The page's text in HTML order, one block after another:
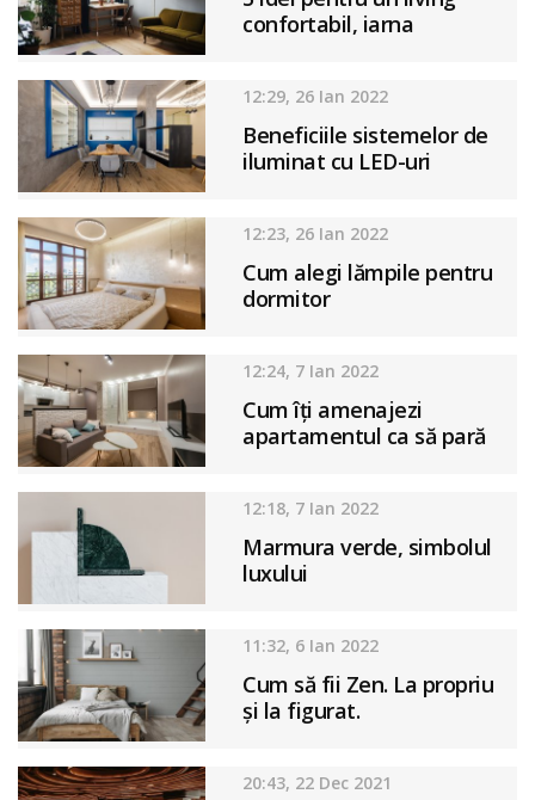
confortabil, iarna
12:29, 26 Ian 2022
Beneficiile sistemelor de
iluminat cu LED-uri
12:23, 26 Ian 2022
Cum alegi lămpile pentru
dormitor
12:24, 7 Ian 2022
Cum îți amenajezi
apartamentul ca să pară
12:18, 7 Ian 2022
Marmura verde, simbolul
luxului
11:32, 6 Ian 2022
Cum să fii Zen. La propriu
și la figurat.
20:43, 22 Dec 2021